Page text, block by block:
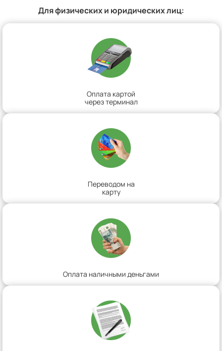
Для физических и юридических лиц:
Оплата картой
через терминал
Переводом на
карту
Оплата наличными деньгами